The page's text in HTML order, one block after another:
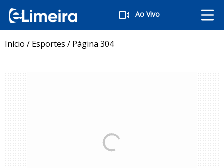
Ao Vivo
Início / Esportes / Página 304